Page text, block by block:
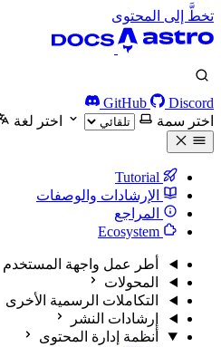
تخطَّ إلى المحتوى
GitHub
Discord
اختر سمة
اختر لغة
الإرشادات والوصفات
المراجع
أطر عمل واجهة المستخدم
المحولات
التكاملات الرسمية الأخرى
إرشادات النشر
أنظمة إدارة المحتوى